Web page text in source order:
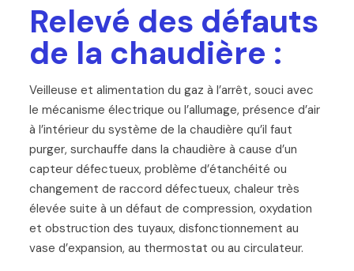
Relevé des défauts
de la chaudière :
Veilleuse et alimentation du gaz à l’arrêt, souci avec
le mécanisme électrique ou l’allumage, présence d’air
à l’intérieur du système de la chaudière qu’il faut
purger, surchauffe dans la chaudière à cause d’un
capteur défectueux, problème d’étanchéité ou
changement de raccord défectueux, chaleur très
élevée suite à un défaut de compression, oxydation
et obstruction des tuyaux, disfonctionnement au
vase d’expansion, au thermostat ou au circulateur.